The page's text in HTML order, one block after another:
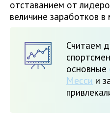
отставанием от
величине заработков в
Считаем
основные
Месси и